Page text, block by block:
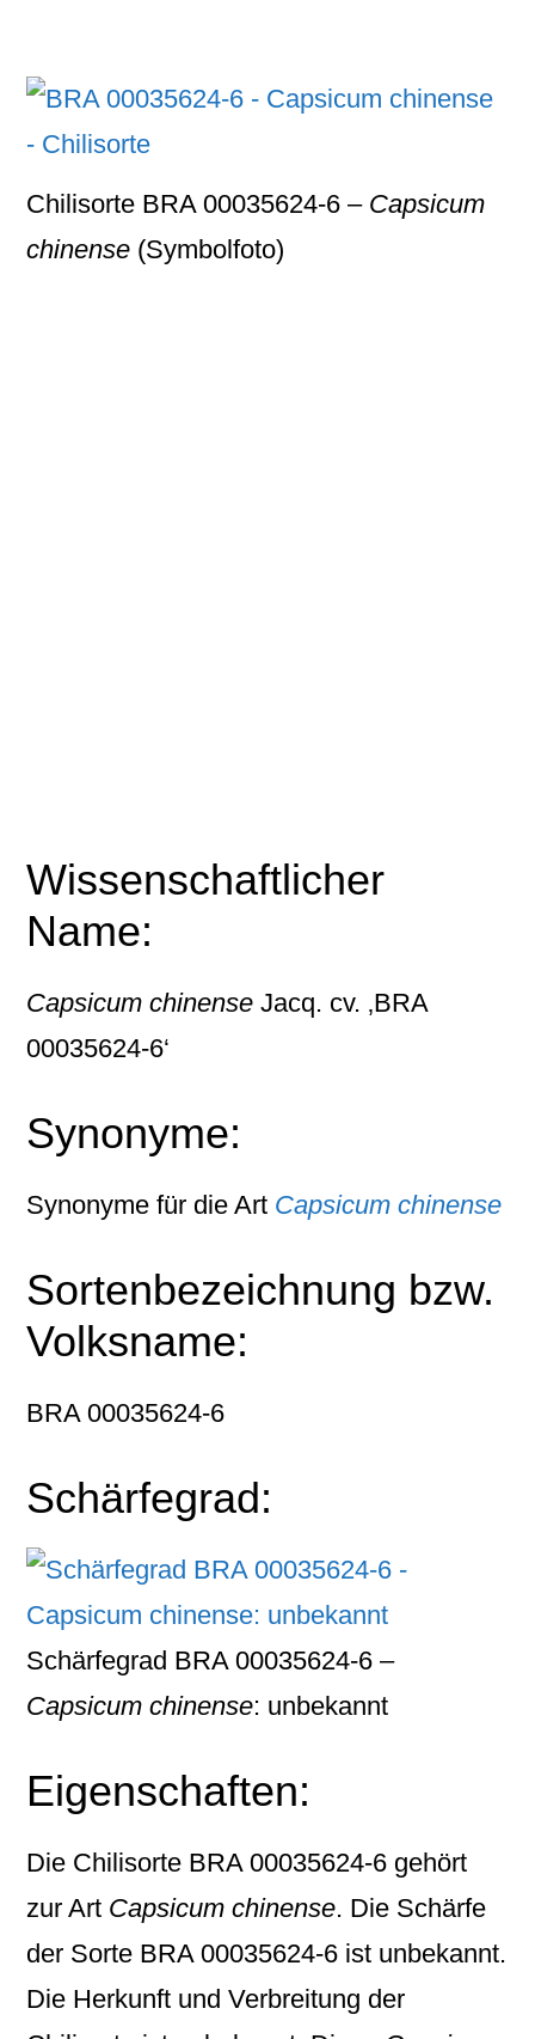
Chilisorte BRA 00035624-6 – Capsicum
chinense (Symbolfoto)
Wissenschaftlicher
Name:
Capsicum chinense Jacq. cv. ‚BRA
00035624-6‘
Synonyme:
Synonyme für die Art Capsicum chinense
Sortenbezeichnung bzw.
Volksname:
BRA 00035624-6
Schärfegrad:
Schärfegrad BRA 00035624-6 –
Capsicum chinense: unbekannt
Eigenschaften:
Die Chilisorte BRA 00035624-6 gehört
zur Art Capsicum chinense. Die Schärfe
der Sorte BRA 00035624-6 ist unbekannt.
Die Herkunft und Verbreitung der